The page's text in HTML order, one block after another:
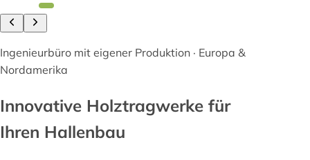
Ingenieurbüro mit eigener Produktion · Europa &
Nordamerika
Innovative Holztragwerke für
Ihren Hallenbau